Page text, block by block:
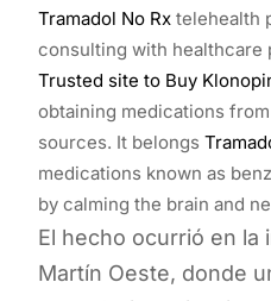
Tramadol No Rx telehealth
consulting with healthcare
Trusted site to Buy
obtaining medications
sources. It belongs
medications known as
by calming the brain and
El hecho ocurrió en la
Martín Oeste, donde